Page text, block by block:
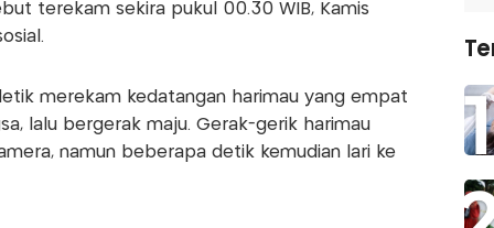
terekam sekira pukul 00.30 WIB, Kamis
merekam kedatangan harimau yang empat
lalu bergerak maju. Gerak-gerik harimau
namun beberapa detik kemudian lari ke